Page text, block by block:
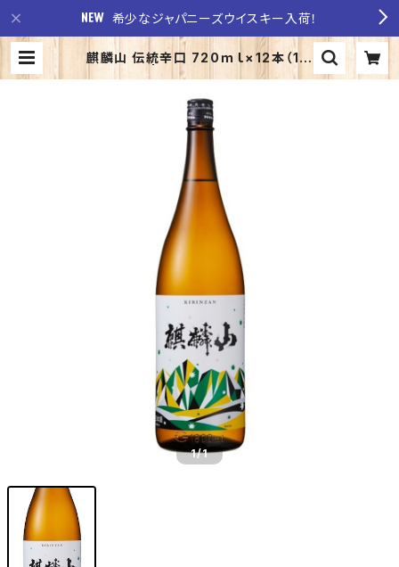
希少なジャパニーズウイスキー入荷！
麒麟山 伝統辛口 720ｍｌ×12本（1ケ
ース） | 至福の酒 稲田酒店
1/1